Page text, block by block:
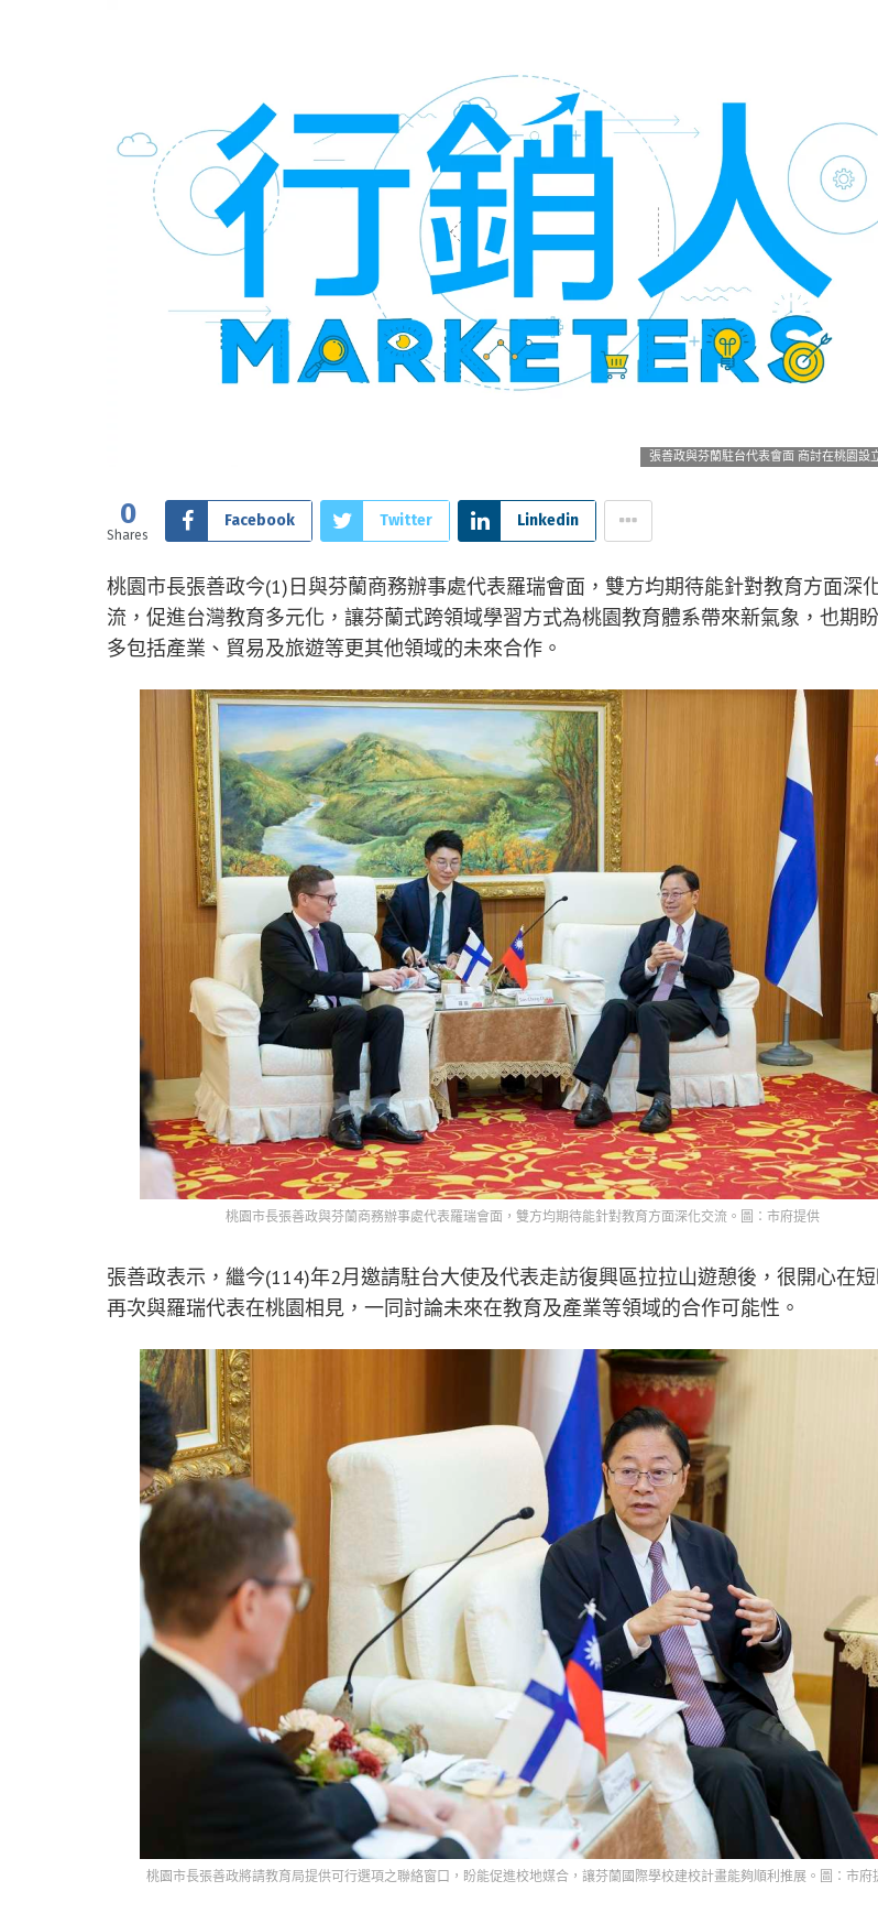
張善政與芬蘭駐台代表會面 商討在桃園設
0
Shares
Facebook Twitter Linkedin
桃園市長張善政今(1)日與芬蘭商務辦事處代表羅瑞會面，雙方均期待能針對教育方面深
流，促進台灣教育多元化，讓芬蘭式跨領域學習方式為桃園教育體系帶來新氣象，也期
多包括產業、貿易及旅遊等更其他領域的未來合作。
桃園市長張善政與芬蘭商務辦事處代表羅瑞會面，雙方均期待能針對教育方面深化交流。圖：市府提供
張善政表示，繼今(114)年2月邀請駐台大使及代表走訪復興區拉拉山遊憩後，很開心在
再次與羅瑞代表在桃園相見，一同討論未來在教育及產業等領域的合作可能性。
桃園市長張善政將請教育局提供可行選項之聯絡窗口，盼能促進校地媒合，讓芬蘭國際學校建校計畫能夠順利推展。圖：市府